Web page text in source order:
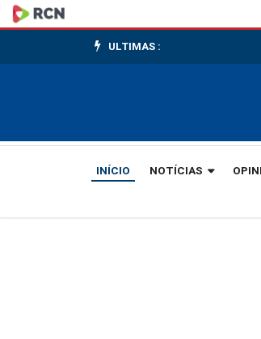
Massa
de
traz
ULTIMAS :
INÍCIO NOTÍCIAS